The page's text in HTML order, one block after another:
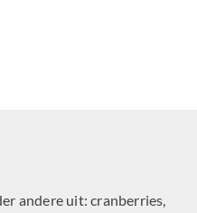
andere uit: cranberries,